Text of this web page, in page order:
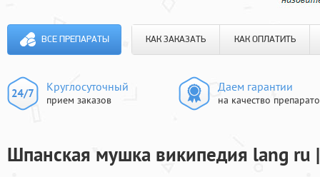
ВСЕ ПРЕПАРАТЫ КАК ЗАКАЗАТЬ КАК ОПЛАТИТЬ
Круглосуточный
прием заказов
Даем гарантии
на качество
Шпанская мушка википедия lang ru